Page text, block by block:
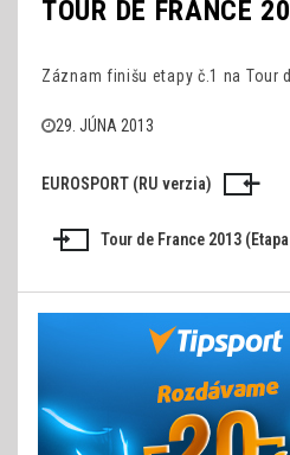
TOUR DE FRANCE
Záznam finišu etapy č.1 na Tour
29. JÚNA 2013
Navigácia
EUROSPORT (RU verzia)
Tour de France 2013